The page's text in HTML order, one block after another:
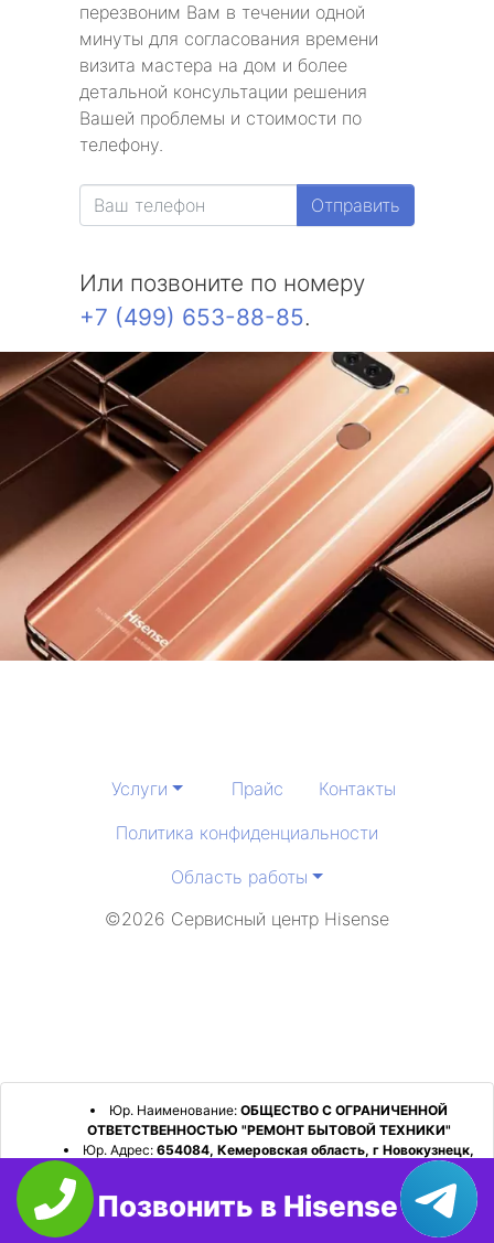
перезвоним Вам в течении одной
минуты для согласования времени
визита мастера на дом и более
детальной консультации решения
Вашей проблемы и стоимости по
телефону.
Отправить
Или позвоните по номеру
+7 (499) 653-88-85.
Услуги Прайс
Контакты
Политика конфиденциальности
Область работы
©2026 Сервисный центр Hisense
Юр. Наименование: ОБЩЕСТВО С ОГРАНИЧЕННОЙ
ОТВЕТСТВЕННОСТЬЮ "РЕМОНТ БЫТОВОЙ ТЕХНИКИ"
Юр. Адрес: 654084, Кемеровская область, г Новокузнецк,
р-н Орджоникидзевский, пр-кт Шахтеров, д. 31, кв. 2
ИНН: 4253052180 ОГРН:1224200006128
Позвонить в Hisense